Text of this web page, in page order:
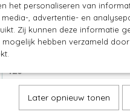
€ 649,00 (inclusief btw 21%)
Levertijd 3-8 weken
Breedte kast
het personaliseren van
media-, advertentie- en
Zij kunnen deze informatie
mogelijk hebben verzameld
Later opnieuw tonen